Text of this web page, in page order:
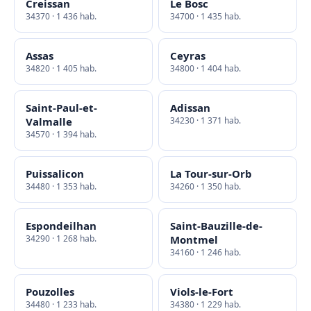
Creissan
34370 · 1 436 hab.
Le Bosc
34700 · 1 435 hab.
Assas
34820 · 1 405 hab.
Ceyras
34800 · 1 404 hab.
Saint-Paul-et-
Valmalle
34570 · 1 394 hab.
Adissan
34230 · 1 371 hab.
Puissalicon
34480 · 1 353 hab.
La Tour-sur-Orb
34260 · 1 350 hab.
Espondeilhan
34290 · 1 268 hab.
Saint-Bauzille-de-
Montmel
34160 · 1 246 hab.
Pouzolles
34480 · 1 233 hab.
Viols-le-Fort
34380 · 1 229 hab.